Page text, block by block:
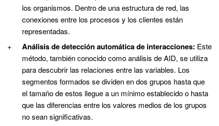
los organismos. Dentro de una estructura de red, las
conexiones entre los procesos y los clientes están
representadas.
Análisis de detección automática de interacciones: Este
método, también conocido como análisis de AID, se utiliza
para descubrir las relaciones entre las variables. Los
segmentos formados se dividen en dos grupos hasta que
el tamaño de estos llegue a un mínimo establecido o hasta
que las diferencias entre los valores medios de los grupos
no sean significativas.